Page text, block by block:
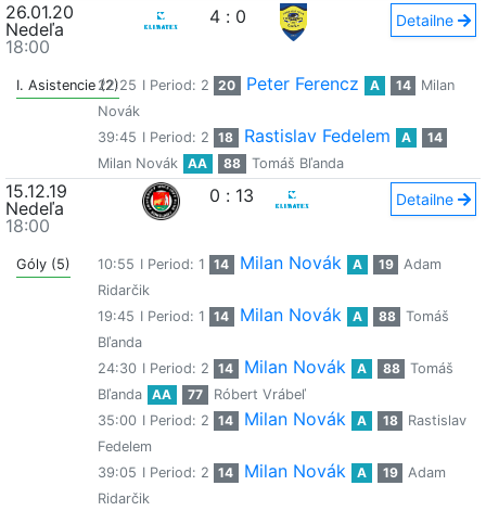
26.01.20
Nedeľa
18:00
4 : 0 Detailne
I. Asistencie (2)22:25 I Period: 2 20 Peter Ferencz A 14
Milan
Novák
39:45 I Period: 2 18 Rastislav Fedelem A
14
Milan Novák
AA 88 Tomáš Bľanda
15.12.19
Nedeľa
18:00
0 : 13 Detailne
Góly (5) 10:55 I Period: 1 14 Milan Novák A 19
Adam
Ridarčik
19:45 I Period: 1 14 Milan Novák A 88
Tomáš
Bľanda
24:30 I Period: 2 14 Milan Novák A 88
Tomáš
Bľanda
AA 77
Róbert Vrábeľ
35:00 I Period: 2 14 Milan Novák A 18
Rastislav
Fedelem
39:05 I Period: 2 14 Milan Novák A 19
Adam
Ridarčik